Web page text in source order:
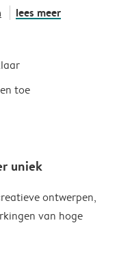
lees meer
toe
uniek
ontwerpen,
van hoge